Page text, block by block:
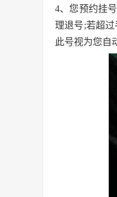
4、您预约挂
理退号;若超
此号视为您自